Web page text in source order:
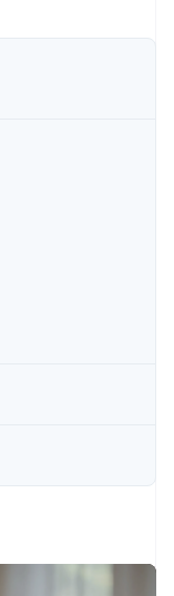
infraestructura